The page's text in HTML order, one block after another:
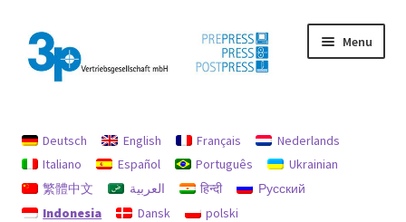
Skip
to
navigation
Skip
to
content
Menu
Akun saya
jejak
Deutsch English Français
Nederlands
Italiano
Español Português
Ukrainian
繁體中文
العربية हिन्दी
Русский
Indonesia
Dansk polski